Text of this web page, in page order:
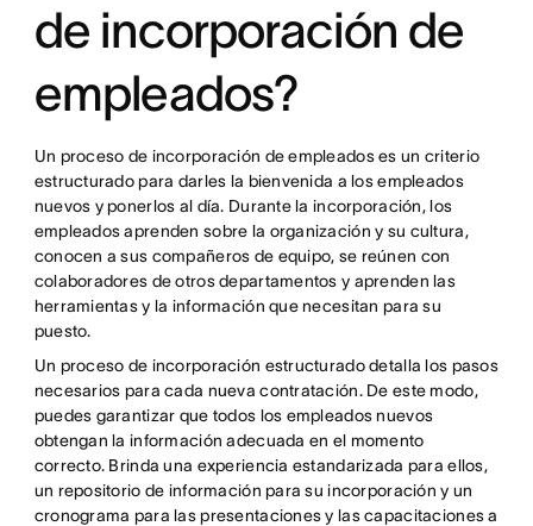
de incorporación de
empleados?
Un proceso de incorporación de empleados es un criterio
estructurado para darles la bienvenida a los empleados
nuevos y ponerlos al día. Durante la incorporación, los
empleados aprenden sobre la organización y su cultura,
conocen a sus compañeros de equipo, se reúnen con
colaboradores de otros departamentos y aprenden las
herramientas y la información que necesitan para su
puesto.
Un proceso de incorporación estructurado detalla los pasos
necesarios para cada nueva contratación. De este modo,
puedes garantizar que todos los empleados nuevos
obtengan la información adecuada en el momento
correcto. Brinda una experiencia estandarizada para ellos,
un repositorio de información para su incorporación y un
cronograma para las presentaciones y las capacitaciones a